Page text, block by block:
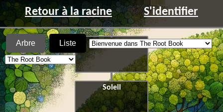
Retour à la racine S'identifier
Arbre Liste Marche
Soleil